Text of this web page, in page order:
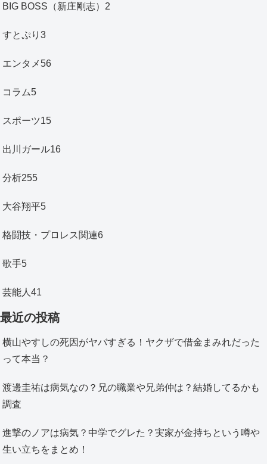
BIG BOSS（新庄剛志） 2
すとぷり 3
エンタメ56
コラム5
スポーツ15
出川ガール16
分析255
大谷翔平5
格闘技・プロレス関連6
歌手5
芸能人 41
最近の投稿
横山やすしの死因がヤバすぎる！ヤクザで借金まみれだった
って本当？
渡邊圭祐は病気なの？兄の職業や兄弟仲は？結婚してるかも
調査
進撃のノアは病気？中学でグレた？実家が金持ちという噂や
生い立ちをまとめ！